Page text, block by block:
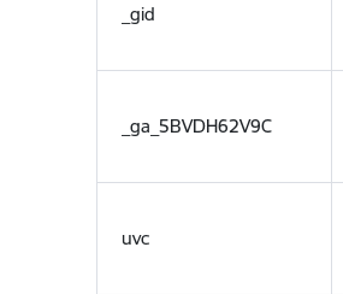
_gid
_ga_5BVDH62V9C
uvc